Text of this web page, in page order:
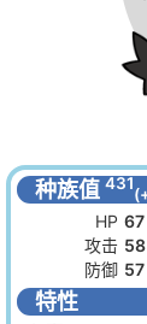
种族值 431
HP 67
攻击 58
防御 57
特性